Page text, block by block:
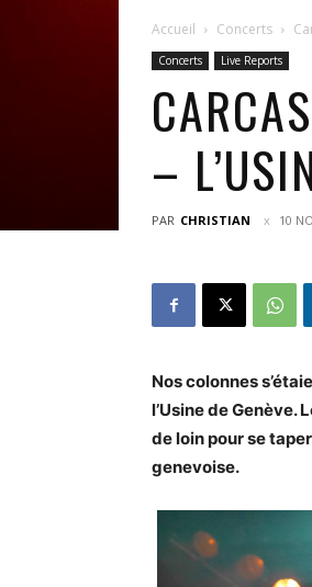
Accueil Concerts
Concerts Live Reports
–
PAR CHRISTIAN 10
Nos colonnes
l’Usine de
de loin pour se
genevoise.